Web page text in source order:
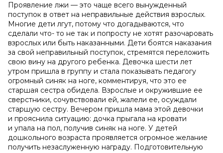
Проявление лжи — это чаще всего вынужденный
поступок в ответ на неправильные действия взрослых.
Многие дети лгут, потому что догадываются, что
сделали что- то не так и попросту не хотят разочаровать
взрослых или быть наказанными. Дети боятся наказания
за свой неправильный поступок, стремятся переложить
свою вину на другого ребенка. Девочка шести лет
утром пришла в группу и стала показывать педагогу
огромный синяк на ноге, комментируя, что это ее
старшая сестра обидела. Взрослые и окружившие ее
сверстники, сочувствовали ей, жалели ее, осуждали
старшую сестру. Вечером пришла мама этой девочки
и прояснила ситуацию: дочка прыгала на кровати
и упала на пол, получив синяк на ноге. У детей
дошкольного возраста проявляется огромное желание
получить незаслуженную награду. Подготовительную